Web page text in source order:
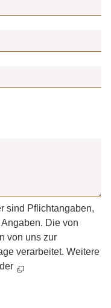
sind Pflichtangaben,
Die von
von uns zur
verarbeitet. Weitere